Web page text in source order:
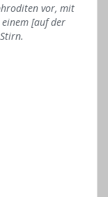
vor, mit
[auf der